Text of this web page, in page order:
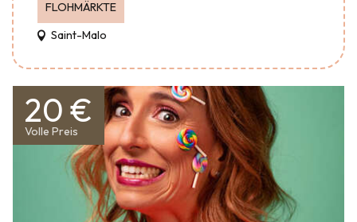
FLOHMÄRKTE
Saint-Malo
20 €
Volle Preis